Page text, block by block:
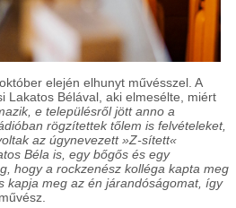
elején elhunyt művésszel. A
Lakatos Bélával, aki elmesélte, miért
e településről jött anno a
rögzítettek tőlem is felvételeket,
az úgynevezett »Z-sített«
Béla is, egy bőgős és egy
hogy a rockzenész kolléga kapta meg
kapja meg az én járandóságomat, így